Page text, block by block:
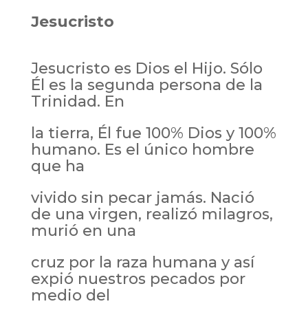
Jesucristo
Jesucristo es Dios el Hijo. Sólo
Él es la segunda persona de la
Trinidad. En
la tierra, Él fue 100% Dios y 100%
humano. Es el único hombre
que ha
vivido sin pecar jamás. Nació
de una virgen, realizó milagros,
murió en una
cruz por la raza humana y así
expió nuestros pecados por
medio del